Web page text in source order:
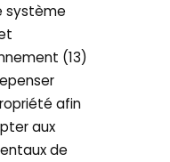
système
(13)
afin
aux
de